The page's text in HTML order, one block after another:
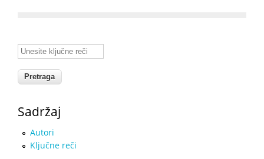
Unesite ključne reči
Sadržaj
Autori
Ključne reči